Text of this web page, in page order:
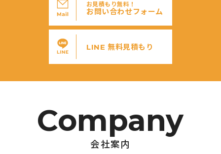
お見積もり無料！
お問い合わせフォーム
LINE 無料見積もり
会社案内